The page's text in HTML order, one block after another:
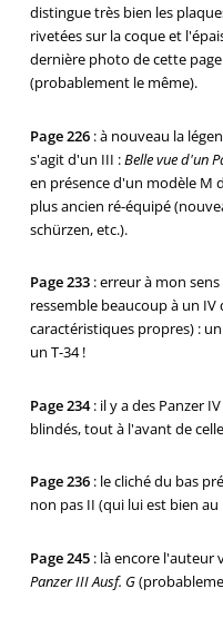
distingue très bien les
rivetées sur la coque et
dernière photo de cette
(probablement le même).
Page 226: à nouveau la
s'agit d'un III :Belle vue d'un
en présence d'un modèle M
plus ancien ré-équipé
schürzen, etc.).
Page 233: erreur à mon sens
ressemble beaucoup à un
caractéristiques propres) :
un T-34 !
Page 234: il y a des Panzer
blindés, tout à l'avant de
Page 236: le cliché du bas
non pas II (qui lui est bien
Page 245: là encore l'auteur
Panzer III Ausf. G